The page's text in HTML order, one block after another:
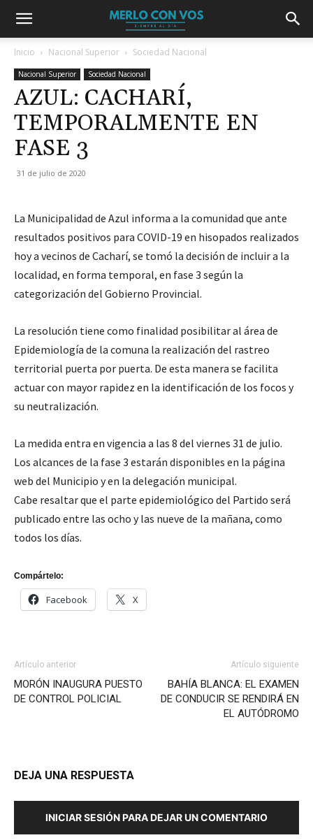
Inicio Nacional Superior Sociedad Nacional
Nacional Superior Sociedad Nacional
AZUL: CACHARÍ,
TEMPORALMENTE EN
FASE 3
31 de julio de 2020
La Municipalidad de Azul informa a la comunidad que ante
resultados positivos para COVID-19 en hisopados realizados
hoy a vecinos de Cacharí, se tomó la decisión de incluir a la
localidad, en forma temporal, en fase 3 según la
categorización del Gobierno Provincial.
La resolución tiene como finalidad posibilitar al área de
Epidemiología de la comuna la realización del rastreo
territorial puerta por puerta. De esta manera se facilita
actuar con mayor rapidez en la identificación de los focos y
su neutralización.
La medida entra en vigencia a las 8 del viernes 31 de julio.
Los alcances de la fase 3 estarán disponibles en la página
web del Municipio y en la delegación municipal.
Cabe resaltar que el parte epidemiológico del Partido será
publicado entre las ocho y las nueve de la mañana, como
todos los días.
Compártelo:
Facebook X
Artículo anterior
MORÓN INAUGURA PUESTO
DE CONTROL POLICIAL
Artículo siguiente
BAHÍA BLANCA: EL EXAMEN
DE CONDUCIR SE RENDIRÁ EN
EL AUTÓDROMO
DEJA UNA RESPUESTA
INICIAR SESIÓN PARA DEJAR UN COMENTARIO